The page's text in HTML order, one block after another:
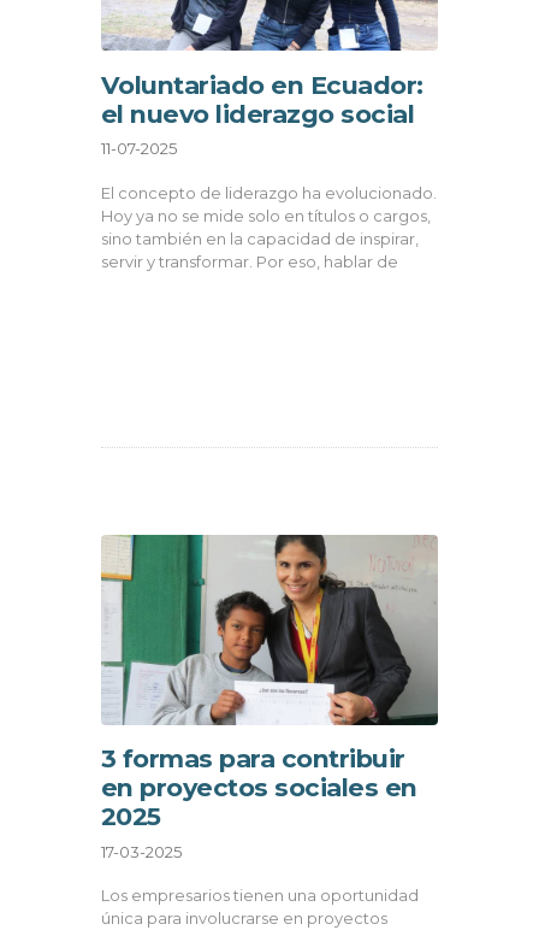
Voluntariado en Ecuador:
el nuevo liderazgo social
11-07-2025
El concepto de liderazgo ha evolucionado.
Hoy ya no se mide solo en títulos o cargos,
sino también en la capacidad de inspirar,
servir y transformar. Por eso, hablar de
3 formas para contribuir
en proyectos sociales en
2025
17-03-2025
Los empresarios tienen una oportunidad
única para involucrarse en proyectos